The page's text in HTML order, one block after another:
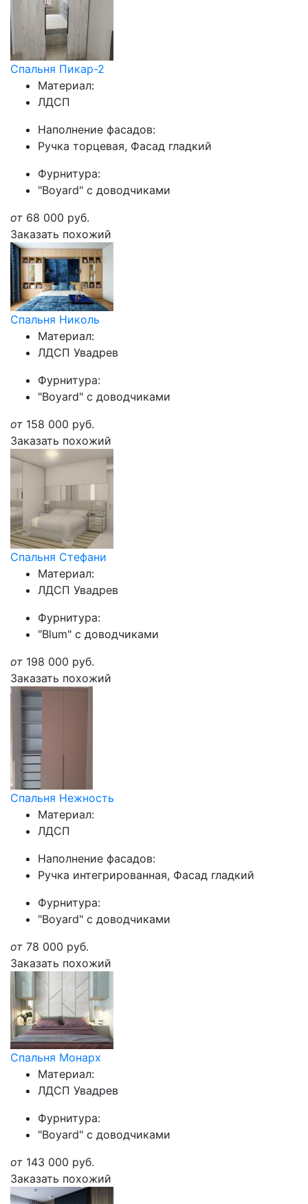
Спальня Пикар-2
Материал:
ЛДСП
Наполнение фасадов:
Ручка торцевая, Фасад гладкий
Фурнитура:
"Boyard" с доводчиками
от 68 000 руб.
Заказать похожий
Спальня Николь
Материал:
ЛДСП Увадрев
Фурнитура:
"Boyard" с доводчиками
от 158 000 руб.
Заказать похожий
Спальня Стефани
Материал:
ЛДСП Увадрев
Фурнитура:
"Blum" с доводчиками
от 198 000 руб.
Заказать похожий
Спальня Нежность
Материал:
ЛДСП
Наполнение фасадов:
Ручка интегрированная, Фасад гладкий
Фурнитура:
"Boyard" с доводчиками
от 78 000 руб.
Заказать похожий
Спальня Монарх
Материал:
ЛДСП Увадрев
Фурнитура:
"Boyard" с доводчиками
от 143 000 руб.
Заказать похожий